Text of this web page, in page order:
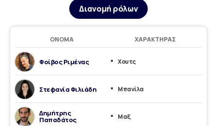
Διανομή ρόλων
ΌΝΟΜΑ ΧΑΡΑΚΤΉΡΑΣ
Φοίβος Ριμένας Χουτς
Στεφανία Φιλιάδη Μπανίλα
Δημήτρης
Παπαδάτος Μαξ